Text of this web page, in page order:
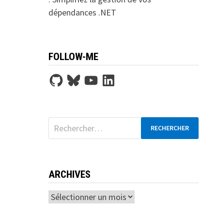
dépendances .NET
FOLLOW-ME
GitHubBlueskyYouTubeLinkedIn
Rechercher :
ARCHIVES
Archives